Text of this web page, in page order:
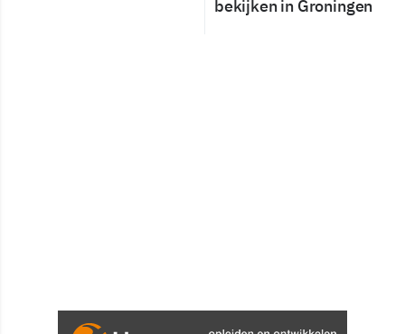
bekijken in Groningen